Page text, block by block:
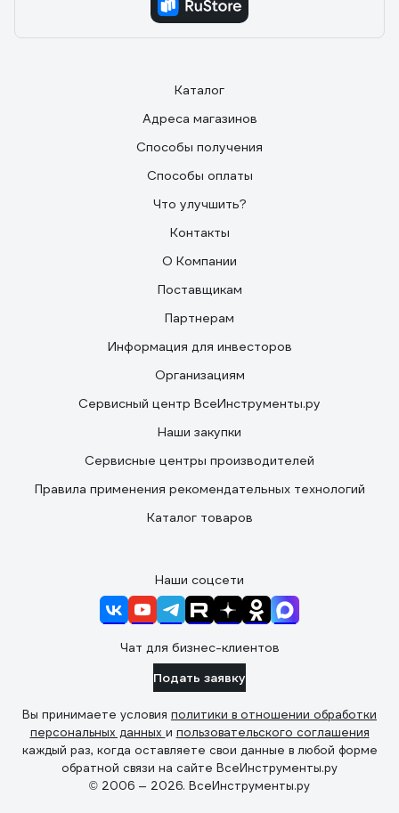
Каталог
Адреса магазинов
Способы получения
Способы оплаты
Что улучшить?
Контакты
О Компании
Поставщикам
Партнерам
Информация для инвесторов
Организациям
Сервисный центр ВсеИнструменты.ру
Наши закупки
Сервисные центры производителей
Правила применения рекомендательных технологий
Каталог товаров
Наши соцсети
Чат для бизнес-клиентов
Подать заявку
Вы принимаете условия политики в отношении обработки
персональных данных и пользовательского соглашения
каждый раз, когда оставляете свои данные в любой форме
обратной связи на сайте ВсеИнструменты.ру
© 2006 — 2026. ВсеИнструменты.ру